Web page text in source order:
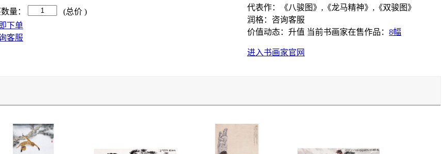
量： (总价 )
下单
客服
代表作：《八骏图》,《龙马精神》,《双骏图》
润格：咨询客服
价值动态：升值 当前书画家在售作品： 8幅
进入书画家官网